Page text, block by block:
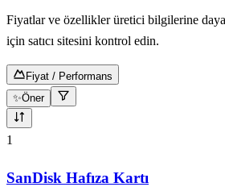
Fiyatlar ve özellikler üretici bilgilerine
için satıcı sitesini kontrol edin.
Fiyat / Performans
✨Öner
10
1
SanDisk Hafıza Kartı